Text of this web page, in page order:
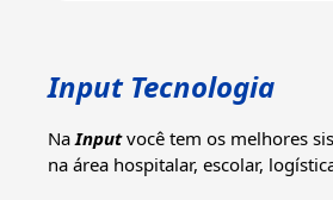
Input Tecnologia
Na Inputvocê tem os melhores
na área hospitalar, escolar,